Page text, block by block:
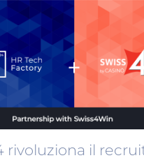
rivoluziona il